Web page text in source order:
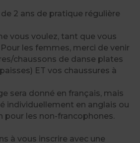
2 ans de pratique régulière
vous voulez, tant que vous
les femmes, merci de venir
chaussons de danse plates
ET vos chaussures à
sera donné en français, mais
individuellement en anglais ou
pour les non-francophones.
à vous inscrire avec une